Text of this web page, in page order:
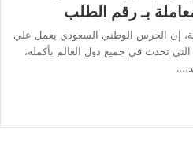
بـ رقم الطلب
إن الحرس الوطني السعودي يعمل علي
التي تحدث في جميع دول العالم بأكمله،